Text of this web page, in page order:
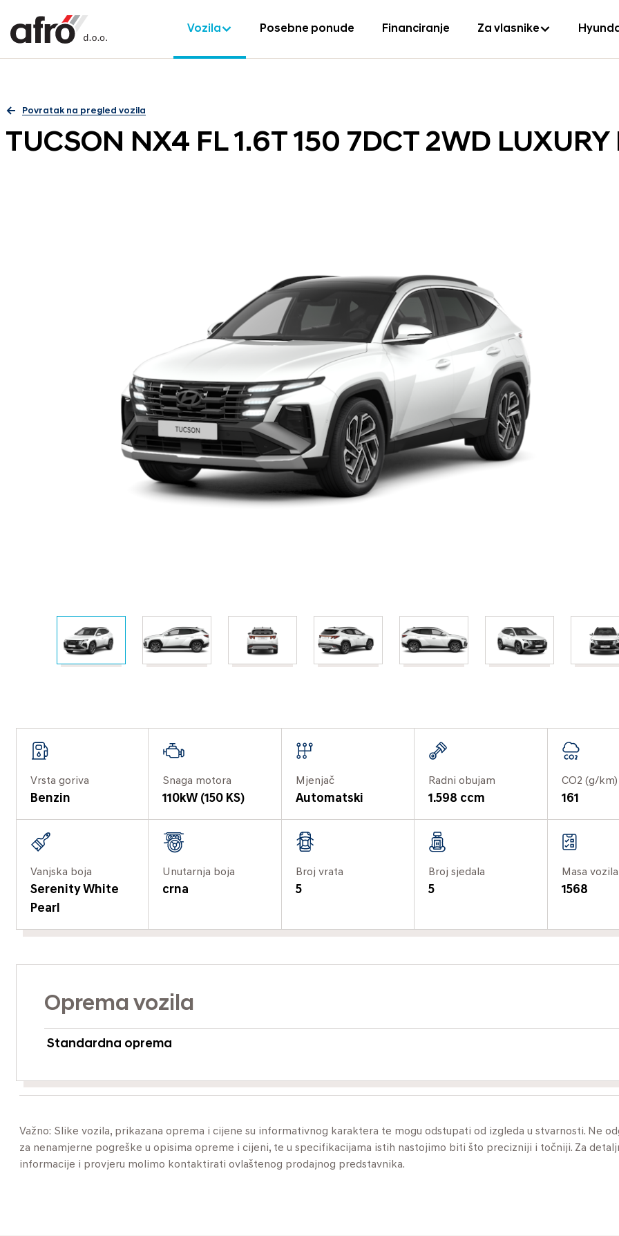
Vozila Posebne ponude Financiranje Za vlasnike
Povratak na pregled vozila
TUCSON NX4 FL 1.6T 150 7DCT 2WD LUXURY
Vrsta goriva
Benzin
Snaga motora
110kW (150 KS)
Mjenjač
Automatski
Radni obujam
1.598 ccm
CO2 (g/km)
161
Vanjska boja
Serenity White
Pearl
Unutarnja boja
crna
Broj vrata
5
Broj sjedala
5
Masa
1568
Oprema vozila
Standardna oprema
Važno: Slike vozila, prikazana oprema i cijene su informativnog karaktera te mogu odstupati od izgleda u stvarnosti. Ne
za nenamjerne pogreške u opisima opreme i cijeni, te u specifikacijama istih nastojimo biti što precizniji i točniji. Za
informacije i provjeru molimo kontaktirati ovlaštenog prodajnog predstavnika.